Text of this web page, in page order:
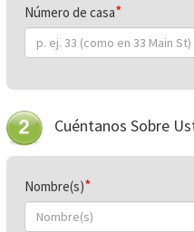
Número de casa
Cuéntanos Sobre
Nombre(s)